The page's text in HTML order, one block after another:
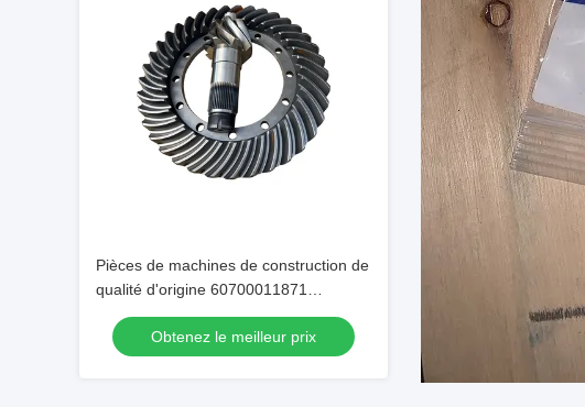
Pièces de machines de construction de
qualité d'origine 60700011871
Engrenage conique de remplacement
Obtenez le meilleur prix